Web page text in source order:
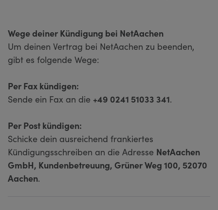
Wege deiner Kündigung bei NetAachen
Um deinen Vertrag bei NetAachen zu beenden,
gibt es folgende Wege:
Per Fax kündigen:
Sende ein Fax an die +49 0241 51033 341.
Per Post kündigen:
Schicke dein ausreichend frankiertes
Kündigungsschreiben an die Adresse NetAachen
GmbH, Kundenbetreuung, Grüner Weg 100, 52070
Aachen.